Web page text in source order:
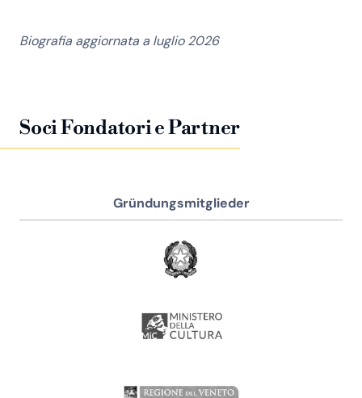
Biografia aggiornata a luglio 2026
Soci Fondatori e Partner
Gründungsmitglieder